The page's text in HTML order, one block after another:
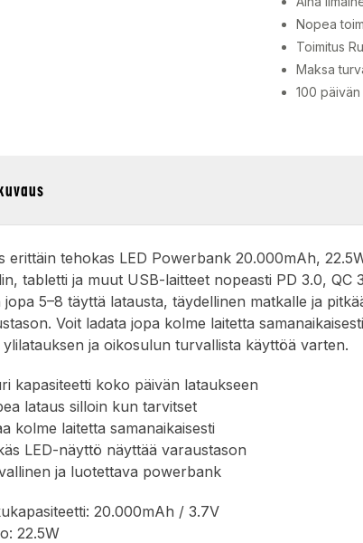
Nopea
Toimitus
Maksa
100
erittäin tehokas LED Powerbank 20.000mAh,
tabletti ja muut USB-laitteet nopeasti PD 3.0, QC
jopa 5–8 täyttä latausta, täydellinen matkalle ja
Voit ladata jopa kolme laitetta
ylilatauksen ja oikosulun turvallista käyttöä varten.
kapasiteetti koko päivän lataukseen
lataus silloin kun tarvitset
kolme laitetta samanaikaisesti
LED-näyttö näyttää varaustason
ja luotettava powerbank
20.000mAh / 3.7V
22.5W